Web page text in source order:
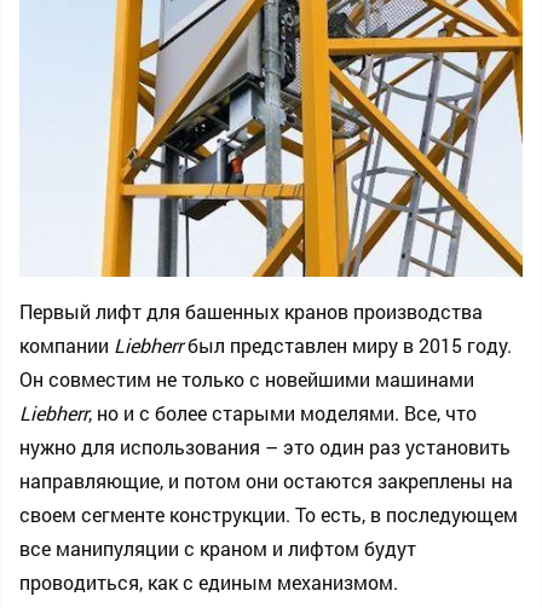
Первый лифт для башенных кранов производства
компании Liebherrбыл представлен миру в 2015 году.
Он совместим не только с новейшими машинами
Liebherr, но и с более старыми моделями. Все, что
нужно для использования – это один раз установить
направляющие, и потом они остаются закреплены на
своем сегменте конструкции. То есть, в последующем
все манипуляции с краном и лифтом будут
проводиться, как с единым механизмом.